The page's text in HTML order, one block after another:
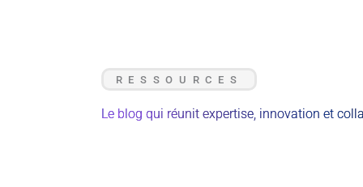
RESSOURCES
Le blog qui réunit expertise, innovation et